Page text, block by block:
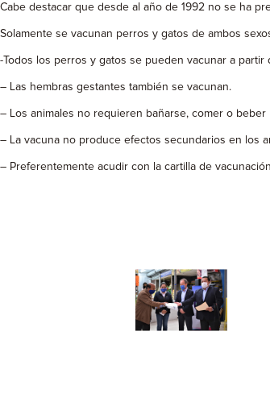
Cabe destacar que desde al año de 1992 no se ha
Solamente se vacunan perros y gatos de ambos
-Todos los perros y gatos se pueden vacunar a partir
– Las hembras gestantes también se vacunan.
– Los animales no requieren bañarse, comer o
– La vacuna no produce efectos secundarios en los
– Preferentemente acudir con la cartilla de